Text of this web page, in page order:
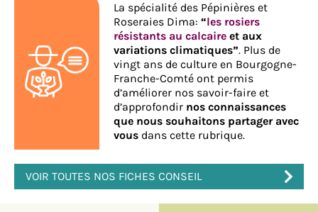
La spécialité des Pépinières et
Roseraies Dima: “les rosiers
résistants au calcaire et aux
variations climatiques”. Plus de
vingt ans de culture en Bourgogne-
Franche-Comté ont permis
d’améliorer nos savoir-faire et
d’approfondir nos connaissances
que nous souhaitons partager avec
vous dans cette rubrique.
VOIR TOUTES NOS FICHES CONSEIL